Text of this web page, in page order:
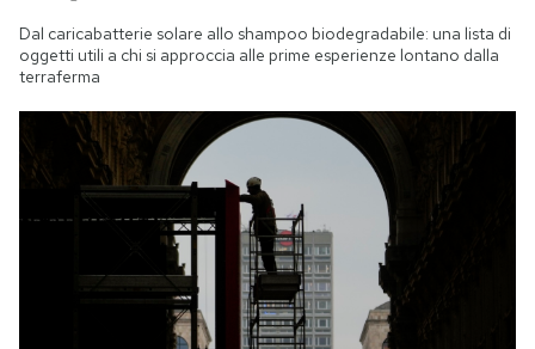
Dal caricabatterie solare allo shampoo biodegradabile: una lista di
oggetti utili a chi si approccia alle prime esperienze lontano dalla
terraferma